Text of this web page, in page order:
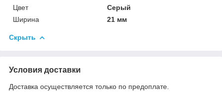
Цвет
Серый
Ширина
21 мм
Скрыть
Условия доставки
Доставка осуществляется только по предоплате.